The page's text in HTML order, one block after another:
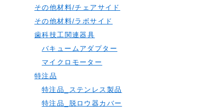
その他材料/チェアサイド
その他材料/ラボサイド
歯科技工関連器具
バキュームアダプター
マイクロモーター
特注品
特注品_ステンレス製品
特注品_脱ロウ器カバー